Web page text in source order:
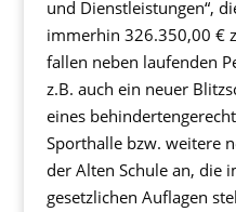
und Dienstleistungen“,
immerhin 326.350,00 €
fallen neben laufenden
z.B. auch ein neuer
eines
Sporthalle bzw. weitere
der Alten Schule an, die
gesetzlichen Auflagen